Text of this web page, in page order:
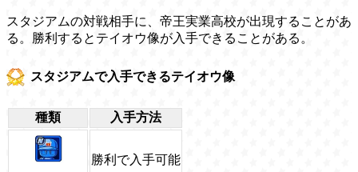
スタジアムの対戦相手に、帝王実業高校が出現することがあ
る。勝利するとテイオウ像が入手できることがある。
スタジアムで入手できるテイオウ像
種類 入手方法
勝利で入手可能